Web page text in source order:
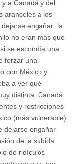
y a Canadá y del
aranceles a los
engañar: la
no eran más que
se escondía una
forzar una
con México y
a ver qué
distinta: Canadá
y restricciones
(más vulnerable)
dejarse engañar
de la subida
de ridículos